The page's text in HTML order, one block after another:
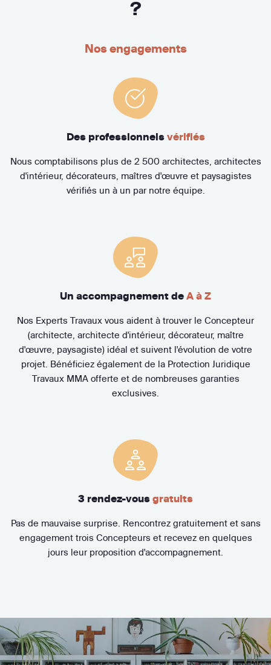
?
Nos engagements
Des professionnels vérifiés
Nous comptabilisons plus de 2 500 architectes, architectes
d'intérieur, décorateurs, maîtres d'œuvre et paysagistes
vérifiés un à un par notre équipe.
Un accompagnement de A à Z
Nos Experts Travaux vous aident à trouver le Concepteur
(architecte, architecte d'intérieur, décorateur, maître
d'œuvre, paysagiste) idéal et suivent l'évolution de votre
projet. Bénéficiez également de la Protection Juridique
Travaux MMA offerte et de nombreuses garanties
exclusives.
3 rendez-vous gratuits
Pas de mauvaise surprise. Rencontrez gratuitement et sans
engagement trois Concepteurs et recevez en quelques
jours leur proposition d'accompagnement.